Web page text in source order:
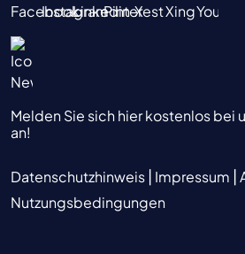
Melden Sie sich hier kostenlos bei
an!
Datenschutzhinweis | Impressum |
Nutzungsbedingungen